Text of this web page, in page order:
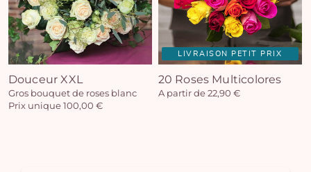
Douceur XXL
Gros bouquet de roses blanc
Prix unique 100,00 €
LIVRAISON PETIT PRIX
20 Roses Multicolores
A partir de 22,90 €